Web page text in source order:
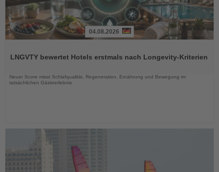
die
04.08.2026
LNGVTY bewertet Hotels erstmals nach Longevity-Kriterien
Neuer Score misst Schlafqualität, Regeneration, Ernährung und Bewegung im
tatsächlichen Gästeerlebnis